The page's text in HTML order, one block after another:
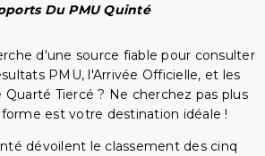
Du PMU Quinté
d'une source fiable pour consulter
PMU, l'Arrivée Officielle, et les
Tiercé ? Ne cherchez pas plus
est votre destination idéale !
dévoilent le classement des cinq